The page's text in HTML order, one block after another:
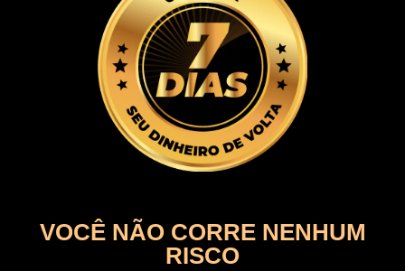
VOCÊ NÃO CORRE NENHUM
RISCO